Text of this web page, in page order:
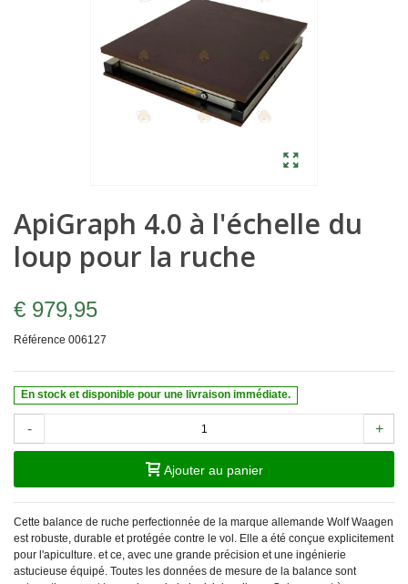
ApiGraph 4.0 à l'échelle du
loup pour la ruche
€ 979,95
Référence 006127
En stock et disponible pour une livraison immédiate.
- +
Ajouter au panier
Cette balance de ruche perfectionnée de la marque allemande Wolf Waagen
est robuste, durable et protégée contre le vol. Elle a été conçue explicitement
pour l'apiculture. et ce, avec une grande précision et une ingénierie
astucieuse équipé. Toutes les données de mesure de la balance sont